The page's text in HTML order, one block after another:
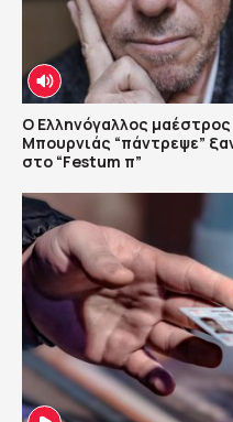
Ο Ελληνόγαλλος
Μπουρνιάς “πάντρεψε”
στο “Festum π”